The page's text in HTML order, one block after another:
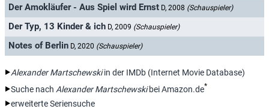
Der Amokläufer - Aus Spiel wird Ernst D, 2008 (Schauspieler)
Der Typ, 13 Kinder & ich D, 2009 (Schauspieler)
Notes of Berlin D, 2020 (Schauspieler)
Alexander Martschewskiin der IMDb (Internet Movie Database)
Suche nach Alexander Martschewskibei Amazon.de*
erweiterte Seriensuche